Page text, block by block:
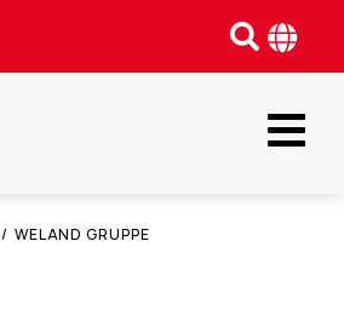
/ WELAND GRUPPE